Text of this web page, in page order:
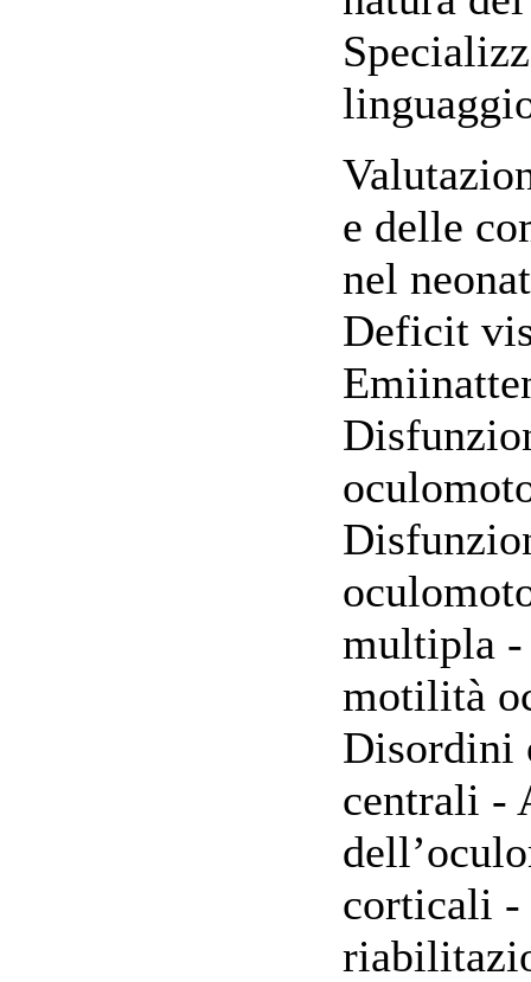
e delle
nel
Deficit
multipla
motilità
Disordini
centrali -
corticali -